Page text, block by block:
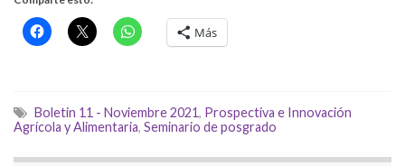
Más
Boletin 11 - Noviembre 2021, Prospectiva e Innovación
Agrícola y Alimentaria, Seminario de posgrado